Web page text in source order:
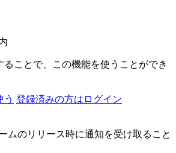
ることで、この機能を使うことができ
う 登録済みの方はログイン
ムのリリース時に通知を受け取ること